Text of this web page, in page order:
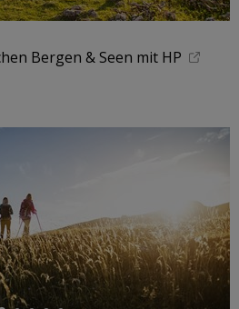
Bergen & Seen mit HP